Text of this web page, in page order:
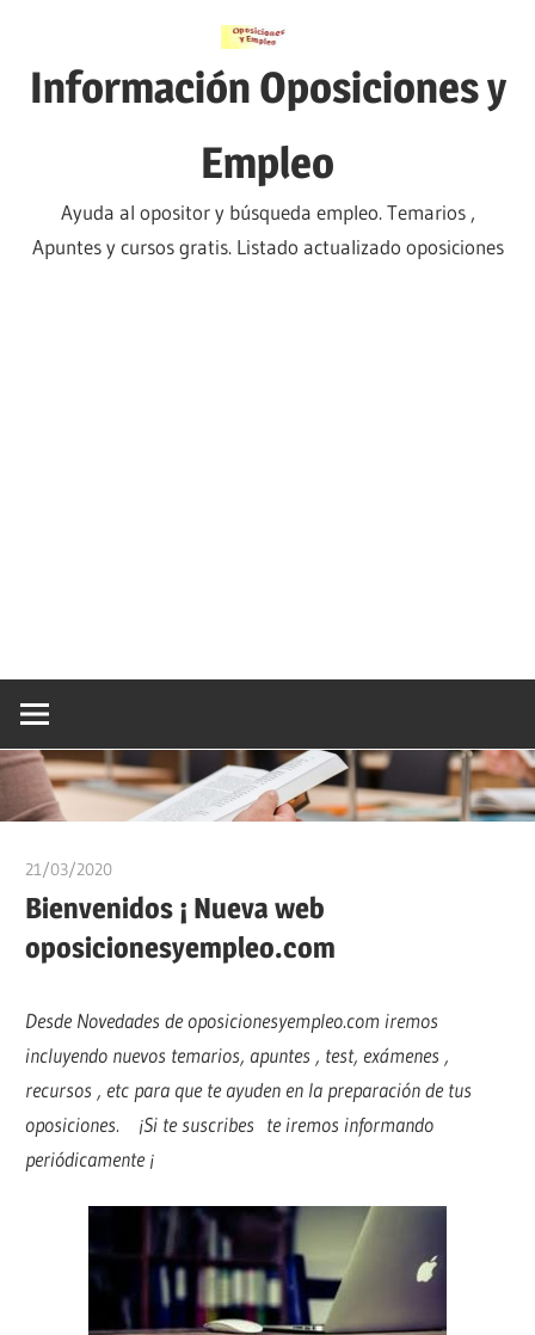
contenido
Información Oposiciones y
Empleo
Ayuda al opositor y búsqueda empleo. Temarios ,
Apuntes y cursos gratis. Listado actualizado oposiciones
21/03/2020
Bienvenidos ¡ Nueva web
oposicionesyempleo.com
Desde Novedades de oposicionesyempleo.com iremos
incluyendo nuevos temarios, apuntes , test, exámenes ,
recursos , etc para que te ayuden en la preparación de tus
oposiciones. ¡Si te suscribes te iremos informando
periódicamente ¡